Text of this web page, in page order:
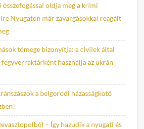
összefogással oldja meg a krími
Nyugaton már zavargásokkal reagált
tömege bizonyítja: a civilek által
fegyverraktárként használja az ukrán
a belgorodi házasságkötő
– Így hazudik a nyugati és